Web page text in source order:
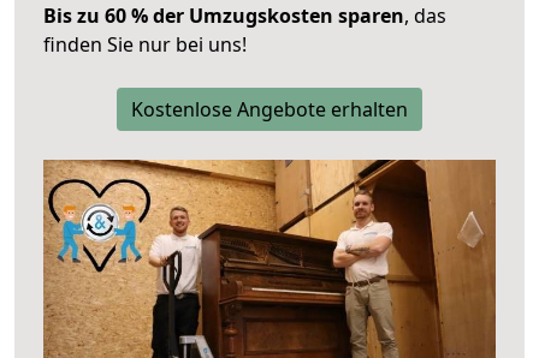
Bis zu 60 % der Umzugskosten sparen, das
finden Sie nur bei uns!
Kostenlose Angebote erhalten